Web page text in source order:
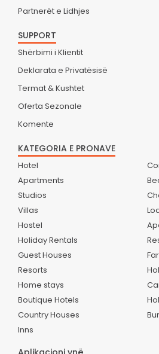
Partnerët e Lidhjes
SUPPORT
Shërbimi i Klientit
Deklarata e Privatësisë
Termat & Kushtet
Oferta Sezonale
Komente
KATEGORIA E PRONAVE
Hotel
Apartments
Studios
Villas
Hostel
Holiday Rentals
Guest Houses
Resorts
Home stays
Boutique Hotels
Country Houses
Inns